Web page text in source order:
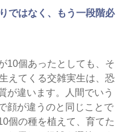
はなく、もう一段階必
10個あったとしても、そ
えてくる交雑実生は、恐
が違います。人間でいう
顔が違うのと同じことで
個の種を植えて、育てた